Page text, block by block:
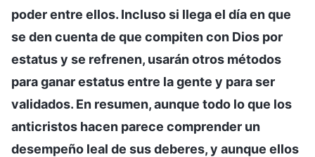
poder entre ellos. Incluso si llega el día en que
se den cuenta de que compiten con Dios por
estatus y se refrenen, usarán otros métodos
para ganar estatus entre la gente y para ser
validados. En resumen, aunque todo lo que los
anticristos hacen parece comprender un
desempeño leal de sus deberes, y aunque ellos